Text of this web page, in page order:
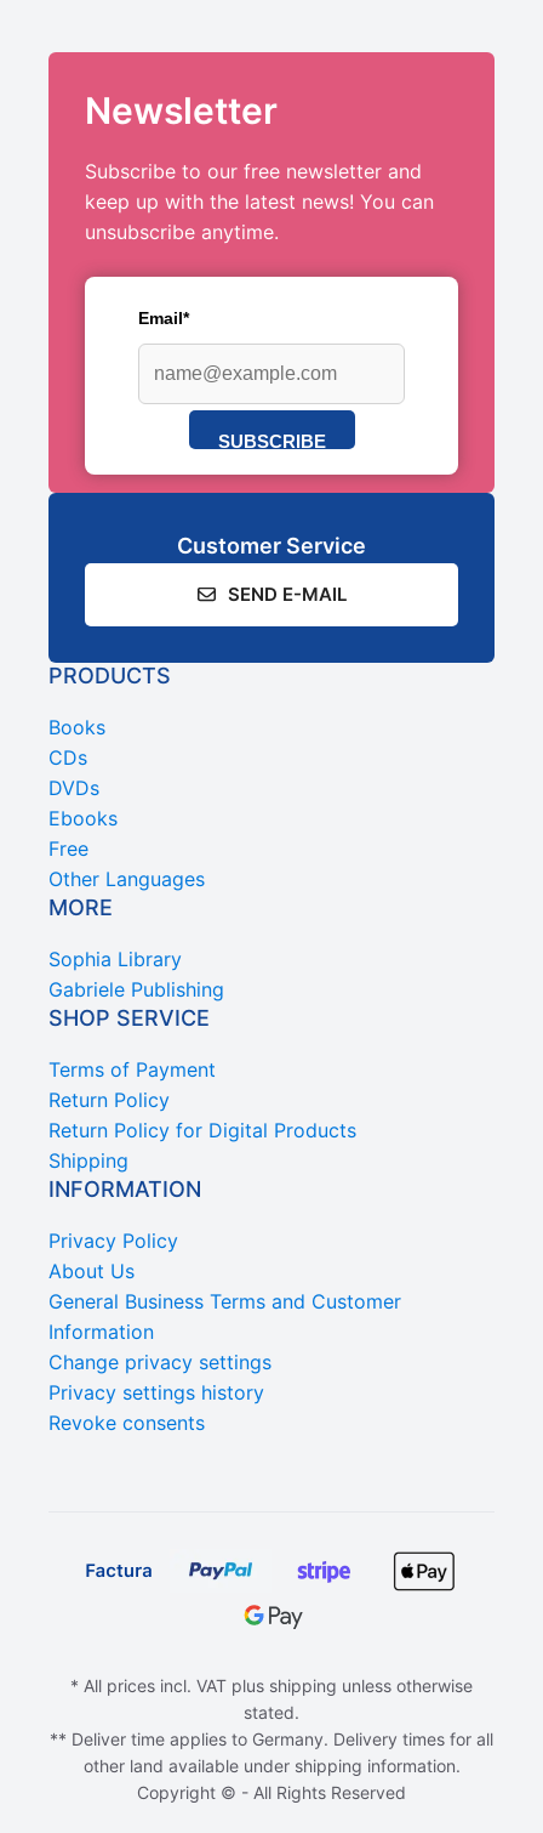
Newsletter
Subscribe to our free newsletter and
keep up with the latest news! You can
unsubscribe anytime.
Email*
SUBSCRIBE
Customer Service
SEND E-MAIL
PRODUCTS
Books
CDs
DVDs
Ebooks
Free
Other Languages
MORE
Sophia Library
Gabriele Publishing
SHOP SERVICE
Terms of Payment
Return Policy
Return Policy for Digital Products
Shipping
INFORMATION
Privacy Policy
About Us
General Business Terms and Customer
Information
Change privacy settings
Privacy settings history
Revoke consents
* All prices incl. VAT plus shipping unless otherwise
stated.
** Deliver time applies to Germany. Delivery times for all
other land available under shipping information.
Copyright © - All Rights Reserved